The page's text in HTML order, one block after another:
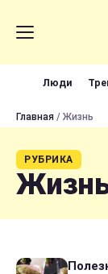
Люди
Главная / Жизнь
РУБРИКА